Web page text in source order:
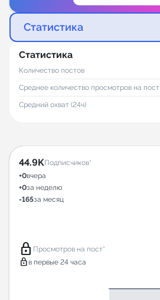
Статистика
Статистика
Количество постов
Среднее количество просмотров на пост
Средний охват (24ч)
44.9KПодписчиков*
+0вчера
+0за неделю
-165за месяц
lock Просмотров на пост*
lock в первые 24 часа